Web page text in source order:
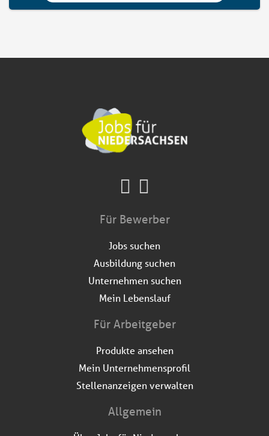
Für Bewerber
Jobs suchen
Ausbildung suchen
Unternehmen suchen
Mein Lebenslauf
Für Arbeitgeber
Produkte ansehen
Mein Unternehmensprofil
Stellenanzeigen verwalten
Allgemein